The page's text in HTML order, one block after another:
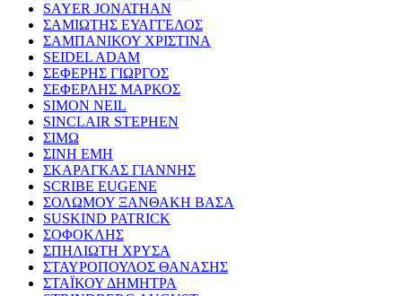
SAYER JONATHAN
ΣΑΜΙΩΤΗΣ ΕΥΑΓΓΕΛΟΣ
ΣΑΜΠΑΝΙΚΟΥ ΧΡΙΣΤΙΝΑ
SEIDEL ADAM
ΣΕΦΕΡΗΣ ΓΙΩΡΓΟΣ
ΣΕΦΕΡΛΗΣ ΜΑΡΚΟΣ
SIMON NEIL
SINCLAIR STEPHEN
ΣΙΜΩ
ΣΙΝΗ ΕΜΗ
ΣΚΑΡΑΓΚΑΣ ΓΙΑΝΝΗΣ
SCRIBE EUGENE
ΣΟΛΩΜΟΥ ΞΑΝΘΑΚΗ ΒΑΣΑ
SUSKIND PATRICK
ΣΟΦΟΚΛΗΣ
ΣΠΗΛΙΩΤΗ ΧΡΥΣΑ
ΣΤΑΥΡΟΠΟΥΛΟΣ ΘΑΝΑΣΗΣ
ΣΤΑΪΚΟΥ ΔΗΜΗΤΡΑ